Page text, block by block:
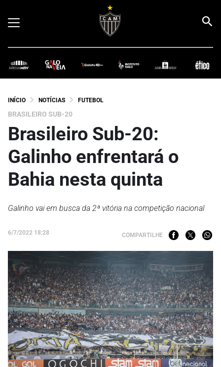
INÍCIO NOTÍCIAS FUTEBOL
BRASILEIRO SUB-20
Brasileiro Sub-20:
Galinho enfrentará o
Bahia nesta quinta
Galinho vai em busca da 2ª vitória na competição nacional
6/7/2022 18:28 COMPARTILHE